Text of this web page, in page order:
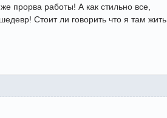
прорва работы! А как стильно все,
Стоит ли говорить что я там жить